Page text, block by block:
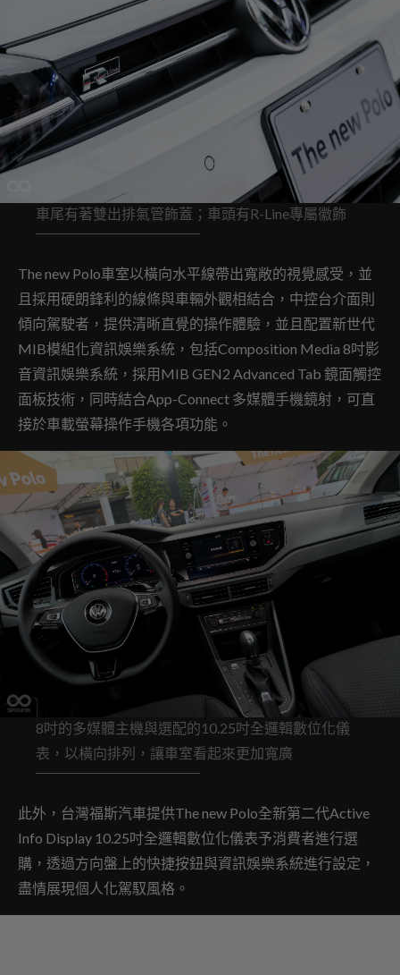
車尾有著雙出排氣管飾蓋；車頭有R-Line專屬徽飾
The new Polo車室以橫向水平線帶出寬敞的視覺感受，並
且採用硬朗鋒利的線條與車輛外觀相結合，中控台介面則
傾向駕駛者，提供清晰直覺的操作體驗，並且配置新世代
MIB模組化資訊娛樂系統，包括Composition Media 8吋影
音資訊娛樂系統，採用MIB GEN2 Advanced Tab 鏡面觸控
面板技術，同時結合App-Connect 多媒體手機鏡射，可直
接於車載螢幕操作手機各項功能。
8吋的多媒體主機與選配的10.25吋全邏輯數位化儀
表，以橫向排列，讓車室看起來更加寬廣
此外，台灣福斯汽車提供The new Polo全新第二代Active
Info Display 10.25吋全邏輯數位化儀表予消費者進行選
購，透過方向盤上的快捷按鈕與資訊娛樂系統進行設定，
盡情展現個人化駕馭風格。